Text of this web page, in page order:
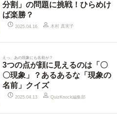
分割」の問題に挑戦！ひらめけ
ば楽勝？
2025.04.16 木村 真実子
えっ、あの現象にも名前が？
3つの点が顔に見えるのは「〇
〇現象」？あるあるな「現象の
名前」クイズ
2025.04.13 QuizKnock編集部